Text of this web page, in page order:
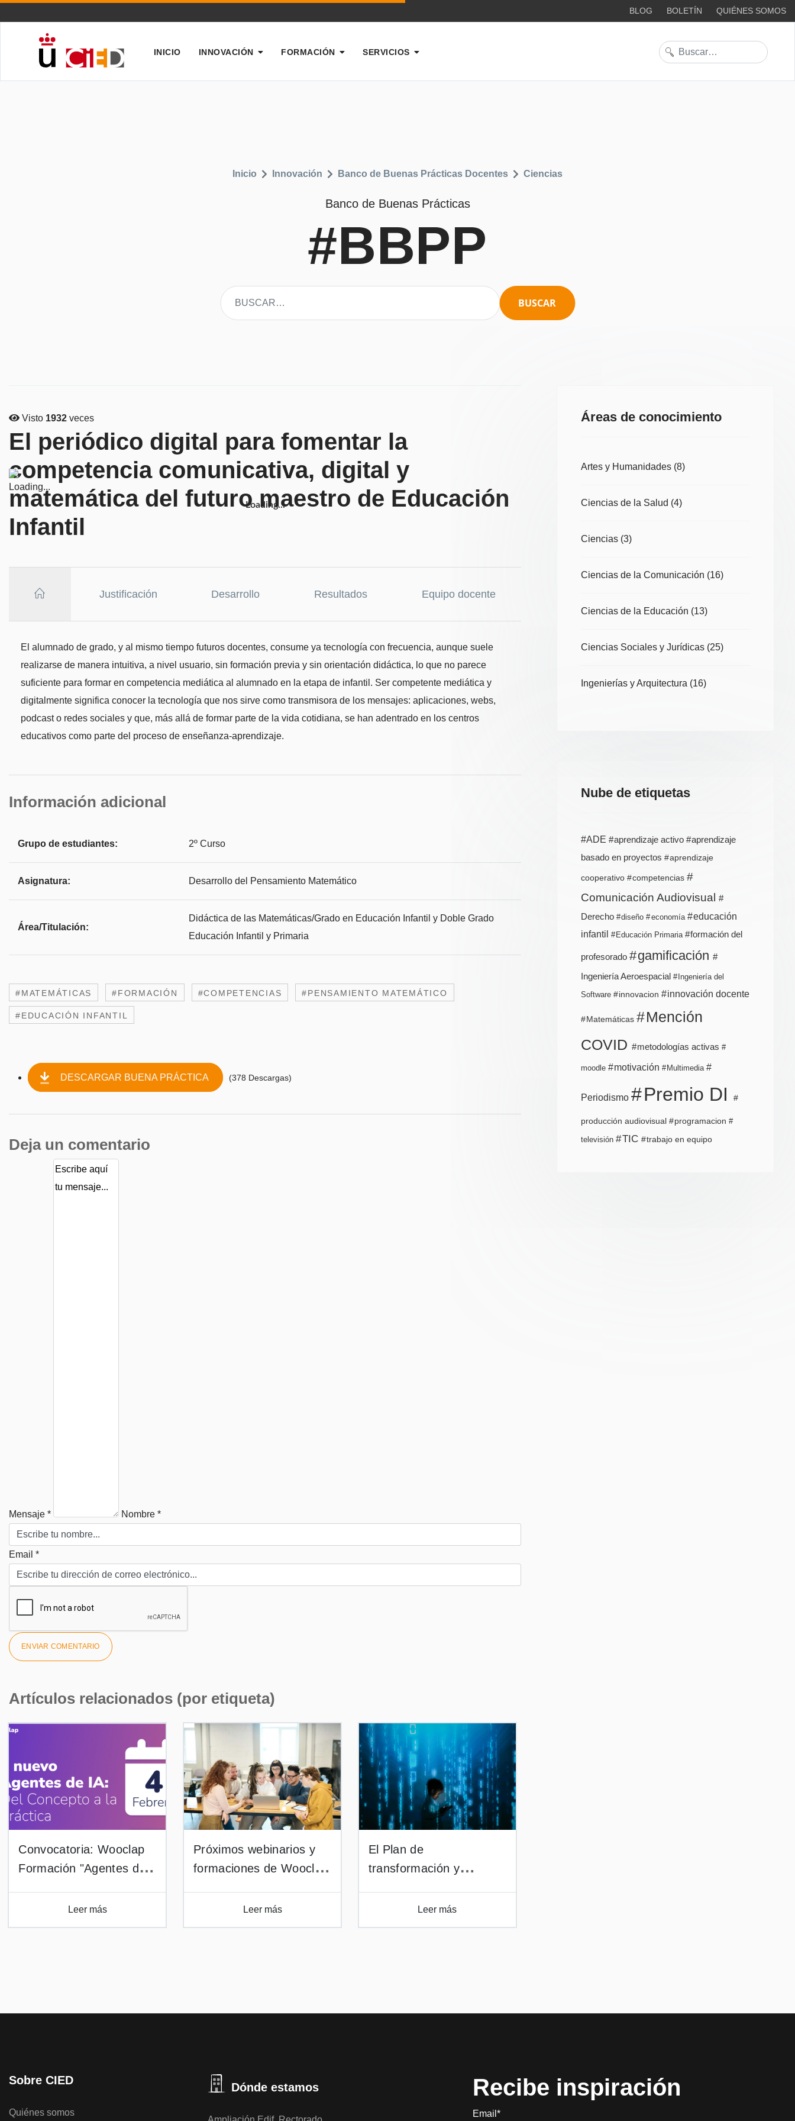
BLOG BOLETÍN QUIÉNES SOMOS
INICIO INNOVACIÓN FORMACIÓN SERVICIOS Buscar
#BBPP
Banco de Buenas Prácticas
Inicio Innovación Banco de Buenas Prácticas Docentes Ciencias
BUSCAR
Loading...
Visto 1932 veces
El periódico digital para fomentar la
competencia comunicativa, digital y
matemática del futuro maestro de Educación
Infantil
Justificación Desarrollo Resultados Equipo docente
El alumnado de grado, y al mismo tiempo futuros docentes, consume ya tecnología con frecuencia, aunque suele
realizarse de manera intuitiva, a nivel usuario, sin formación previa y sin orientación didáctica, lo que no parece
suficiente para formar en competencia mediática al alumnado en la etapa de infantil. Ser competente mediática y
digitalmente significa conocer la tecnología que nos sirve como transmisora de los mensajes: aplicaciones, webs,
podcast o redes sociales y que, más allá de formar parte de la vida cotidiana, se han adentrado en los centros
educativos como parte del proceso de enseñanza-aprendizaje.
Información adicional
Grupo de estudiantes: 2º Curso
Asignatura: Desarrollo del Pensamiento Matemático
Área/Titulación:
Didáctica de las Matemáticas/Grado en Educación Infantil y Doble Grado
Educación Infantil y Primaria
#MATEMÁTICAS #FORMACIÓN #COMPETENCIAS #PENSAMIENTO MATEMÁTICO
#EDUCACIÓN INFANTIL
DESCARGAR BUENA PRÁCTICA (378 Descargas)
Deja un comentario
Mensaje * Nombre *
Email *
Artículos relacionados (por etiqueta)
Convocatoria: Wooclap
Formación "Agentes de
Leer más
Próximos webinarios y
formaciones de Wooclap
Leer más
El Plan de
transformación y
mediante IA de la URJC
(PowerU) finalista a los
Leer más
Áreas de conocimiento
Artes y Humanidades (8)
Ciencias de la Salud (4)
Ciencias (3)
Ciencias de la Comunicación (16)
Ciencias de la Educación (13)
Ciencias Sociales y Jurídicas (25)
Ingenierías y Arquitectura (16)
Nube de etiquetas
ADE aprendizaje activo aprendizaje
basado en proyectos
aprendizaje
cooperativo competencias
Comunicación Audiovisual
Derecho diseño economía educación
infantil
Educación Primaria formación del
profesorado gamificación
Ingeniería Aeroespacial Ingeniería del
Software
innovacion innovación docente
Matemáticas Mención
COVID
metodologías activas
moodle motivación Multimedia
Periodismo Premio DI
producción audiovisual programacion
televisión TIC trabajo en equipo
Sobre CIED
Quiénes somos
Dónde estamos Recibe inspiración
Email*